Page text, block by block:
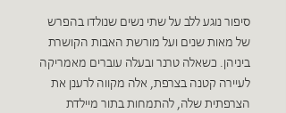
סיפור נוגע ללב על שתי נשים שנולדו בהפרש
של מאות שנים ועל מורשת האבות הקושרת
ביניהן. כשאלה טרנר ובעלה עוברים מאמריקה
לעיירה קטנה בצרפת, אלה מקווה לרענן את
הצרפתית שלה, להתמחות בתור מיילדת